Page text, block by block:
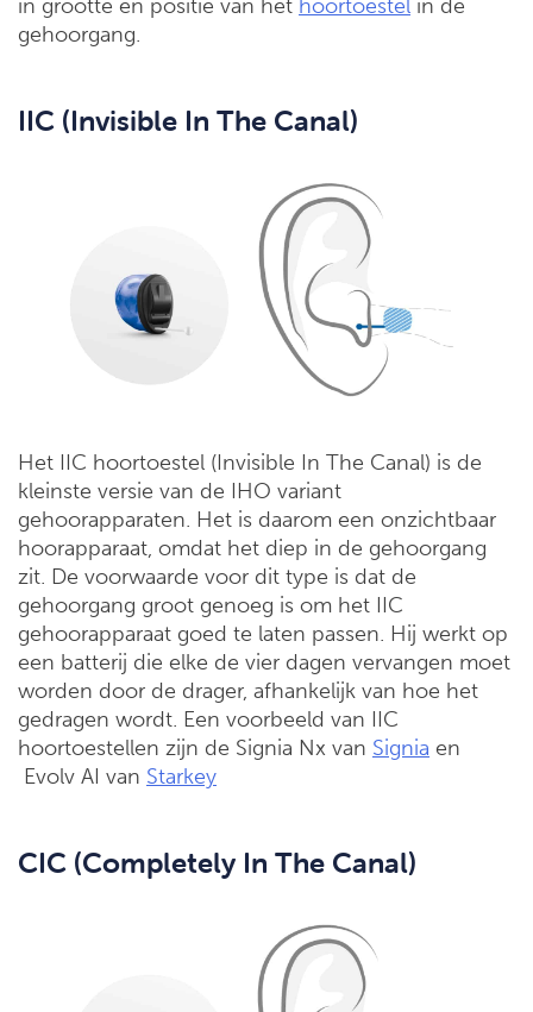
in grootte en positie van het hoortoestel in de
gehoorgang.
IIC (Invisible In The Canal)
Het IIC hoortoestel (Invisible In The Canal) is de
kleinste versie van de IHO variant
gehoorapparaten. Het is daarom een onzichtbaar
hoorapparaat, omdat het diep in de gehoorgang
zit. De voorwaarde voor dit type is dat de
gehoorgang groot genoeg is om het IIC
gehoorapparaat goed te laten passen. Hij werkt op
een batterij die elke de vier dagen vervangen moet
worden door de drager, afhankelijk van hoe het
gedragen wordt. Een voorbeeld van IIC
hoortoestellen zijn de Signia Nx van Signia en
Evolv AI van Starkey
CIC (Completely In The Canal)